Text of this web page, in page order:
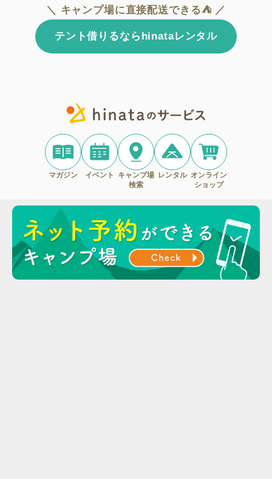
＼ キャンプ場に直接配送できる⛺ ／
テント借りるならhinataレンタル
マガジン イベント
キャンプ場
検索
レンタル オンライン
ショップ